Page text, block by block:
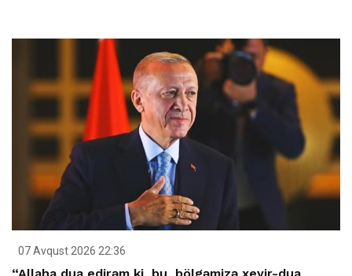
07 Avqust 2026 22:36